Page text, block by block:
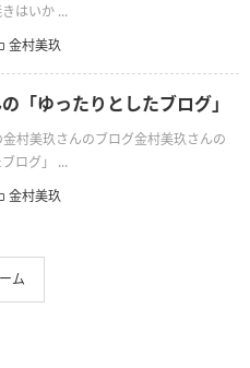
はいか ...
金村美玖
「ゆったりとしたブログ」
村美玖さんのブログ金村美玖さんの
ログ」 ...
金村美玖
ム